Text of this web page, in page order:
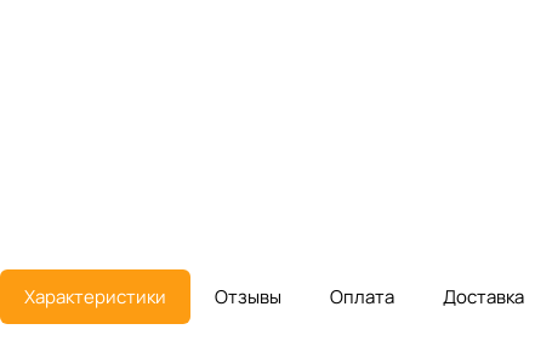
Характеристики Отзывы Оплата Доставка